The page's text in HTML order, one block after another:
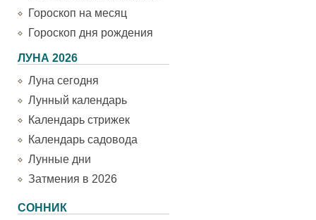
Гороскоп на месяц
Гороскоп дня рождения
ЛУНА 2026
Луна сегодня
Лунный календарь
Календарь стрижек
Календарь садовода
Лунные дни
Затмения в 2026
СОННИК